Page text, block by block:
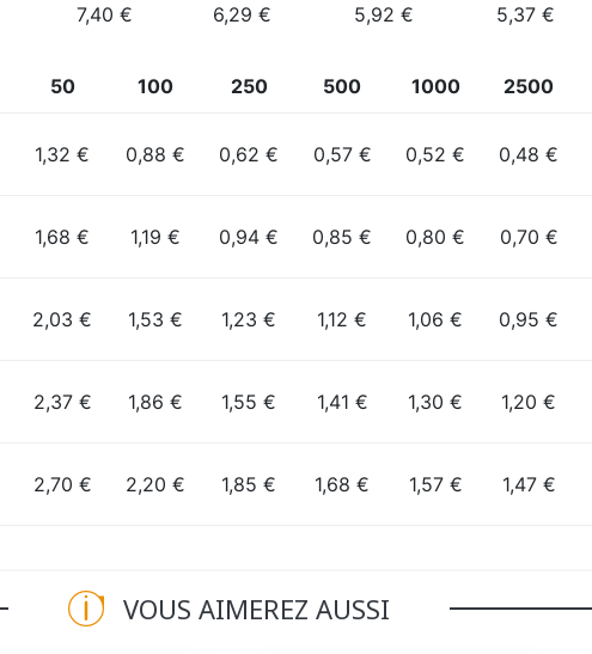
7,40 € 6,29 € 5,92 € 5,37 €
50 100 250 500 1000 2500
1,32 € 0,88 € 0,62 € 0,57 € 0,52 € 0,48 €
1,68 € 1,19 € 0,94 € 0,85 € 0,80 € 0,70 €
2,03 € 1,53 € 1,23 € 1,12 € 1,06 € 0,95 €
2,37 € 1,86 € 1,55 € 1,41 € 1,30 € 1,20 €
2,70 € 2,20 € 1,85 € 1,68 € 1,57 € 1,47 €
VOUS AIMEREZ AUSSI